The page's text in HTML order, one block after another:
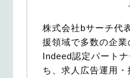
株式会社bサーチ代
援領域で多数の企業
Indeed認定パート
ち、求人広告運用